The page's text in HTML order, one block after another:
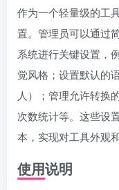
作为一个轻量级的工
置。管理员可以通过
系统进行关键设置，
觉风格；设置默认的
人）；管理允许转换
次数统计等。这些设
本，实现对工具外观
使用说明